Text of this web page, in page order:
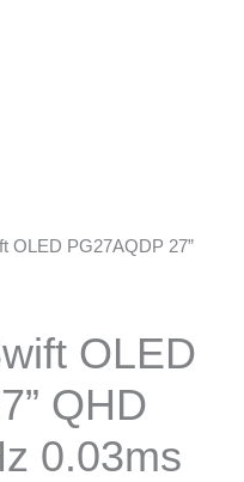
OLED PG27AQDP 27”
OLED
QHD
0.03ms